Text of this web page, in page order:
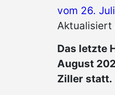
vom 26.
Aktualisiert
Das letzte
August
Ziller statt.